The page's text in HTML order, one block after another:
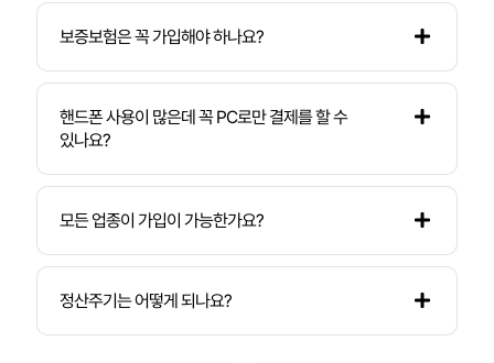
보증보험은 꼭 가입해야 하나요?
핸드폰 사용이 많은데 꼭 PC로만 결제를 할 수
있나요?
모든 업종이 가입이 가능한가요?
정산주기는 어떻게 되나요?